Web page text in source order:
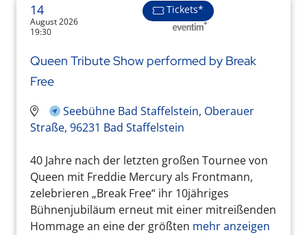
14
August 2026
19:30
Tickets*
Queen Tribute Show performed by Break
Free
Seebühne Bad Staffelstein, Oberauer
Straße, 96231 Bad Staffelstein
40 Jahre nach der letzten großen Tournee von
Queen mit Freddie Mercury als Frontmann,
zelebrieren „Break Free“ ihr 10jähriges
Bühnenjubiläum erneut mit einer mitreißenden
Hommage an eine der größten mehr anzeigen